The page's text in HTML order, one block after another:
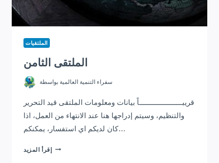
الملتقيات
الملتقى الثامن
بواسطة سفراء التنمية العالمية
قريبــــــــــــــــــــــاً بيانات ومعلومات الملتقى قيد التحرير
والتنظيم، وسيتم إدراجها هنا عند الانتهاء من العمل، اذا
كان لديكم اي استفسار، يمكنكم…
إقرأ المزيدالملتقى